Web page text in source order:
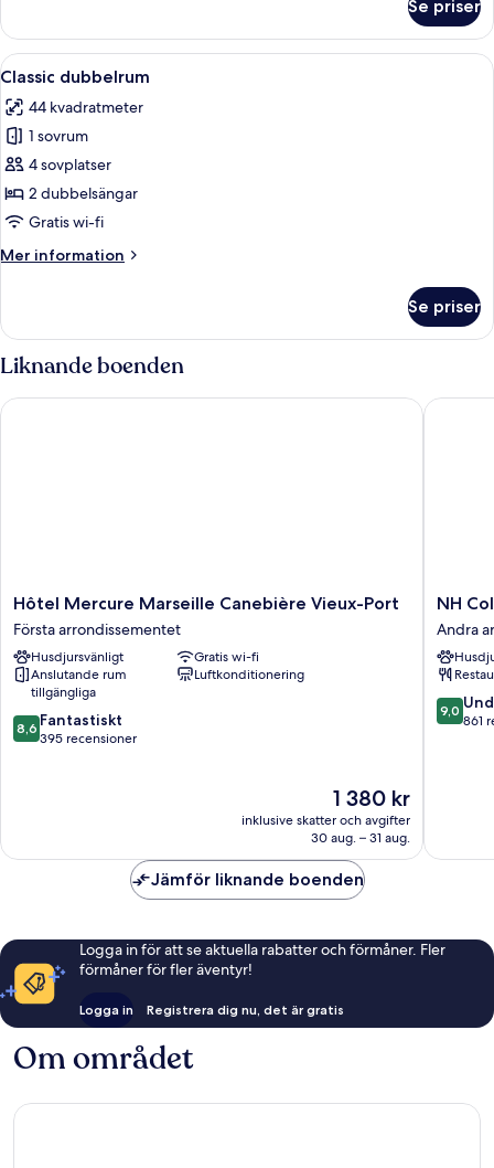
tvåbäddsrum
2
Se priser
Öppna
alla
foton
för
Classic
dubbelrum
Ett hotellrum med en stor säng, ett
3
Classic dubbelrum
44 kvadratmeter
1 sovrum
4 sovplatser
2 dubbelsängar
Gratis wi-fi
Mer information
Mer
dubbelrum
Se priser
Liknande boenden
Hôtel
Mercure
Marseille
Canebière
Vieux-
Port
Första
arrondissementet
Hôtel Mercure Marseille Canebière Vieux-Port
Första arrondissementet
Husdjursvänligt
Gratis wi-fi
Anslutande rum
tillgängliga
Luftkonditionering
8.6
av
8,6 Fantastiskt
395 recensioner
Priset
är
1 380 kr
1 380 kr
inklusive skatter och avgifter
30 aug. – 31 aug.
Hôtel Mercure Marseille Canebière Vieux-Port
NH
Andra
NH
Andra
9.0
av
9,0
861
NH
Jämför liknande boenden
Logga in för att se aktuella rabatter och förmåner. Fler
förmåner för fler äventyr!
Logga in Registrera dig nu, det är gratis
Om området